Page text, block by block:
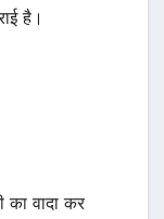
है।
वादा कर